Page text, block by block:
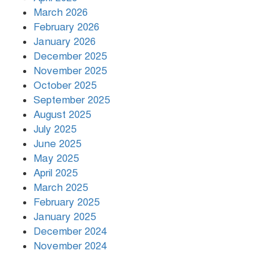
দিনভর পানির নিচে ঢাকা
March 2026
February 2026
January 2026
December 2025
November 2025
October 2025
September 2025
August 2025
July 2025
June 2025
May 2025
April 2025
March 2025
February 2025
January 2025
December 2024
November 2024